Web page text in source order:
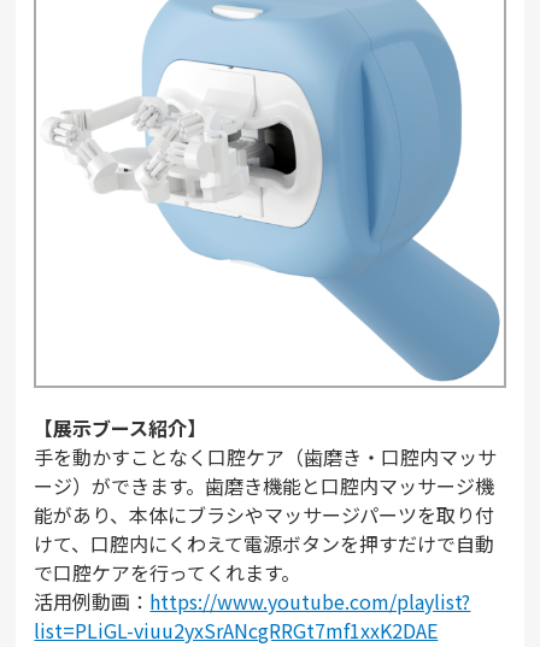
【展示ブース紹介】
手を動かすことなく口腔ケア（歯磨き・口腔内マッサ
ージ）ができます。歯磨き機能と口腔内マッサージ機
能があり、本体にブラシやマッサージパーツを取り付
けて、口腔内にくわえて電源ボタンを押すだけで自動
で口腔ケアを行ってくれます。
活用例動画： https://www.youtube.com/playlist?
list=PLiGL-viuu2yxSrANcgRRGt7mf1xxK2DAE